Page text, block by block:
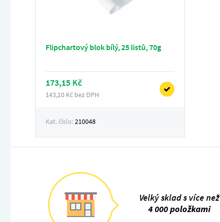
Flipchartový blok bílý, 25 listů, 70g
173,15 Kč
143,10 Kč bez DPH
Kat. číslo:210048
Velký sklad s více než
4 000 položkami